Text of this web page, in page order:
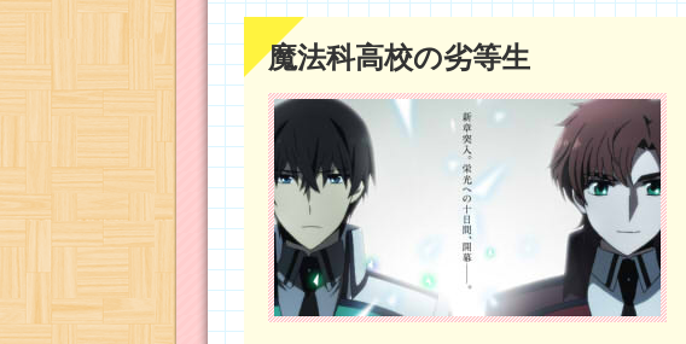
魔法科高校の劣等生